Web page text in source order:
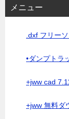
メニュー
.dxf フリー
•ダンプトラ
+jww cad
+jww 無料ダ